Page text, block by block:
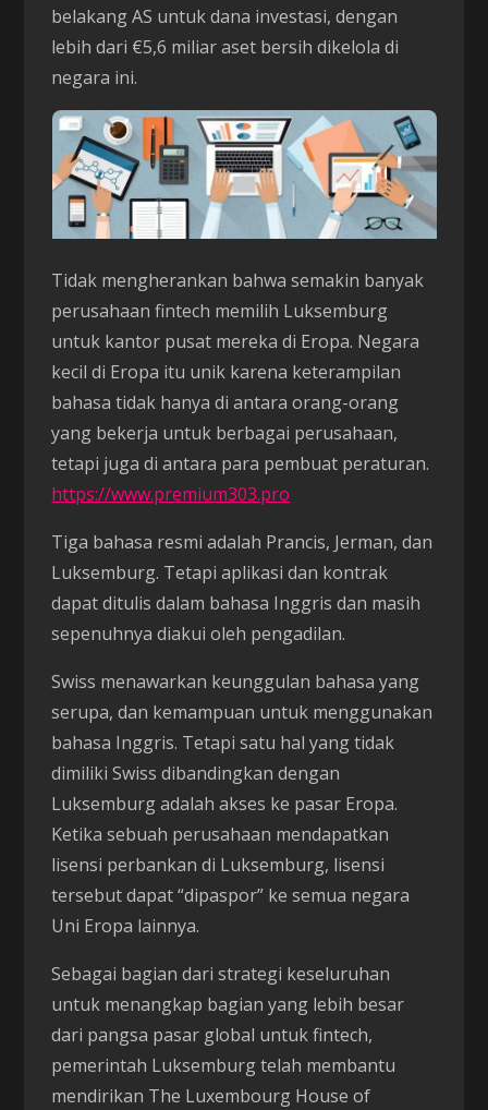
belakang AS untuk dana investasi, dengan
lebih dari €5,6 miliar aset bersih dikelola di
negara ini.
Tidak mengherankan bahwa semakin banyak
perusahaan fintech memilih Luksemburg
untuk kantor pusat mereka di Eropa. Negara
kecil di Eropa itu unik karena keterampilan
bahasa tidak hanya di antara orang-orang
yang bekerja untuk berbagai perusahaan,
tetapi juga di antara para pembuat peraturan.
https://www.premium303.pro
Tiga bahasa resmi adalah Prancis, Jerman, dan
Luksemburg. Tetapi aplikasi dan kontrak
dapat ditulis dalam bahasa Inggris dan masih
sepenuhnya diakui oleh pengadilan.
Swiss menawarkan keunggulan bahasa yang
serupa, dan kemampuan untuk menggunakan
bahasa Inggris. Tetapi satu hal yang tidak
dimiliki Swiss dibandingkan dengan
Luksemburg adalah akses ke pasar Eropa.
Ketika sebuah perusahaan mendapatkan
lisensi perbankan di Luksemburg, lisensi
tersebut dapat “dipaspor” ke semua negara
Uni Eropa lainnya.
Sebagai bagian dari strategi keseluruhan
untuk menangkap bagian yang lebih besar
dari pangsa pasar global untuk fintech,
pemerintah Luksemburg telah membantu
mendirikan The Luxembourg House of